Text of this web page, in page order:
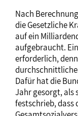
Nach
die Gesetzliche
auf ein
aufgebraucht.
erforderlich,
Dafür hat die
Jahr gesorgt, als
festschrieb, dass